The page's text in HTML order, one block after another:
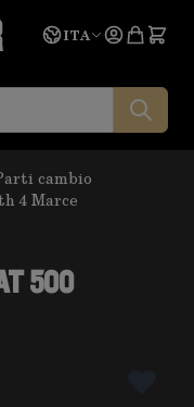
Lingua
ITA
cambio
4 Marce
500